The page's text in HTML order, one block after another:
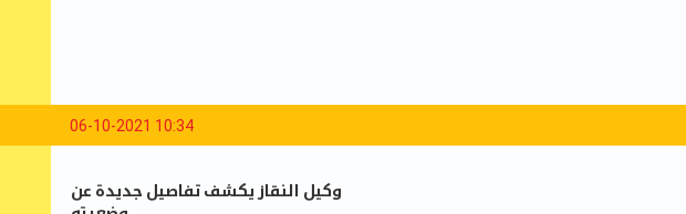
06-10-2021 10:34
وكيل النقاز يكشف تفاصيل جديدة عن